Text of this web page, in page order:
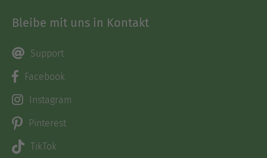
Bleibe mit uns in Kontakt
Support
Facebook
Instagram
Pinterest
TikTok